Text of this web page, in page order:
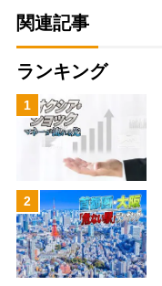
関連記事
ランキング
1
2